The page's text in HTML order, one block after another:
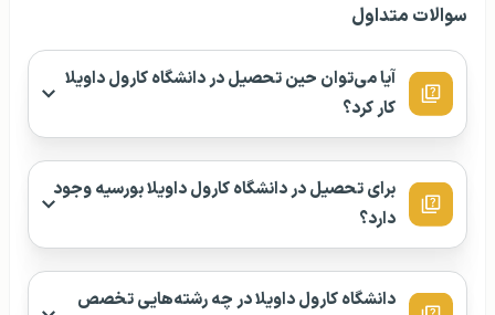
سوالات متداول
آیا می‌توان حین تحصیل در دانشگاه کارول داویلا
کار کرد؟
برای تحصیل در دانشگاه کارول داویلا بورسیه وجود
دارد؟
دانشگاه کارول داویلا در چه رشته‌هایی تخصص